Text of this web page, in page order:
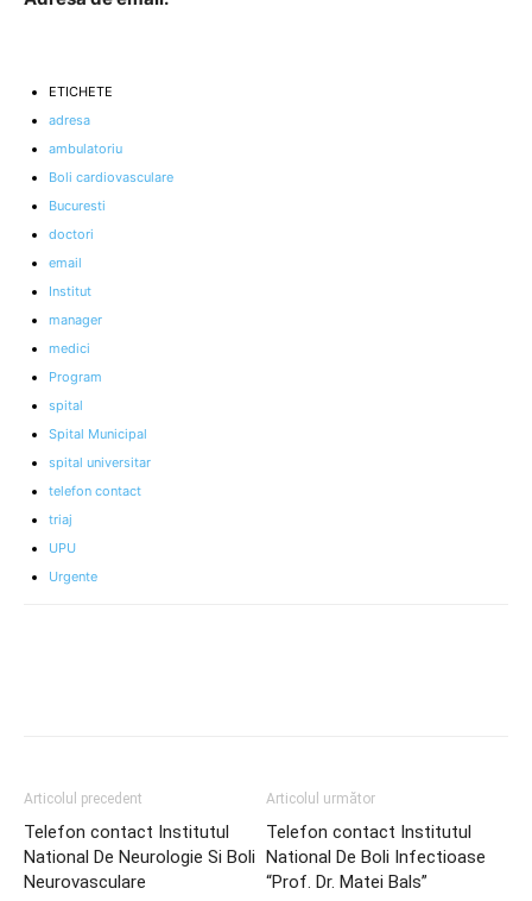
ETICHETE
adresa
ambulatoriu
Boli cardiovasculare
Bucuresti
doctori
email
Institut
manager
medici
Program
spital
Spital Municipal
spital universitar
telefon contact
triaj
UPU
Urgente
Articolul precedent
Telefon contact Institutul
National De Neurologie Si Boli
Neurovasculare
Articolul următor
Telefon contact Institutul
National De Boli Infectioase
“Prof. Dr. Matei Bals”